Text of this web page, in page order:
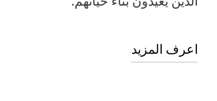
اعرف المزيد